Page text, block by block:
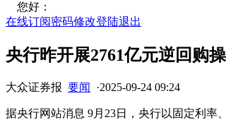
您好：
在线订阅密码修改登陆退出
央行昨开展2761亿元逆回购
大众证券报 要闻 ·2025-09-24 09:24
据央行网站消息 9月23日，央行以固定利率